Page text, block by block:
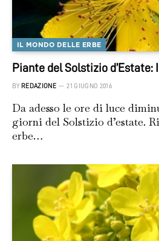
IL MONDO DELLE ERBE
Piante del Solstizio d’Estate:
BY REDAZIONE 21 GIUGNO 2016
Da adesso le ore di luce
giorni del Solstizio d’estate.
erbe…